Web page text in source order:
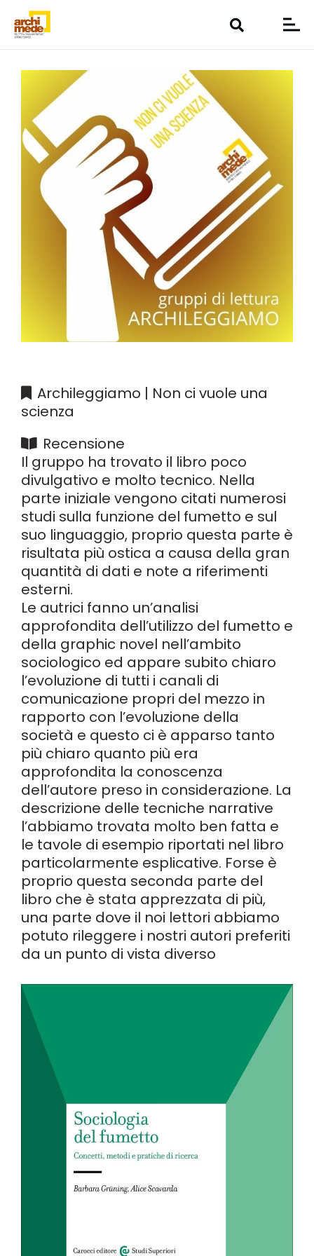
Archileggiamo | Non ci vuole una
scienza
Recensione
Il gruppo ha trovato il libro poco
divulgativo e molto tecnico. Nella
parte iniziale vengono citati numerosi
studi sulla funzione del fumetto e sul
suo linguaggio, proprio questa parte è
risultata più ostica a causa della gran
quantità di dati e note a riferimenti
esterni.
Le autrici fanno un’analisi
approfondita dell’utilizzo del fumetto e
della graphic novel nell’ambito
sociologico ed appare subito chiaro
l’evoluzione di tutti i canali di
comunicazione propri del mezzo in
rapporto con l’evoluzione della
società e questo ci è apparso tanto
più chiaro quanto più era
approfondita la conoscenza
dell’autore preso in considerazione. La
descrizione delle tecniche narrative
l’abbiamo trovata molto ben fatta e
le tavole di esempio riportati nel libro
particolarmente esplicative. Forse è
proprio questa seconda parte del
libro che è stata apprezzata di più,
una parte dove il noi lettori abbiamo
potuto rileggere i nostri autori preferiti
da un punto di vista diverso